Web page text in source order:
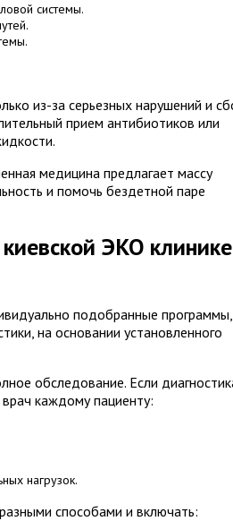
системы.
из-за серьезных нарушений и
прием антибиотиков или
медицина предлагает массу
и помочь бездетной паре
ЭКО клинике
подобранные программы,
на основании установленного
обследование. Если
каждому пациенту:
нагрузок.
способами и включать: